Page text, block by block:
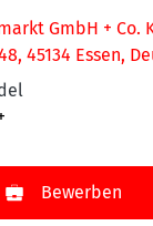
GmbH + Co.
45134 Essen,
Bewerben